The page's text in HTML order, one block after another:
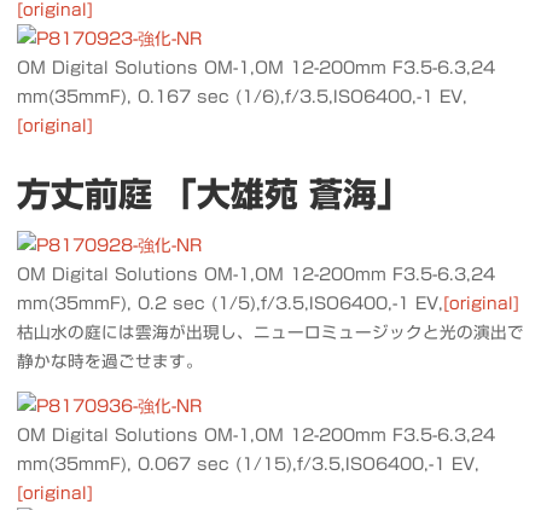
[original]
OM Digital Solutions OM-1,OM 12-200mm F3.5-6.3,24
mm(35mmF), 0.167 sec (1/6),f/3.5,ISO6400,-1 EV,
[original]
方丈前庭 「大雄苑 蒼海」
OM Digital Solutions OM-1,OM 12-200mm F3.5-6.3,24
mm(35mmF), 0.2 sec (1/5),f/3.5,ISO6400,-1 EV, [original]
枯山水の庭には雲海が出現し、ニューロミュージックと光の演出で
静かな時を過ごせます。
OM Digital Solutions OM-1,OM 12-200mm F3.5-6.3,24
mm(35mmF), 0.067 sec (1/15),f/3.5,ISO6400,-1 EV,
[original]